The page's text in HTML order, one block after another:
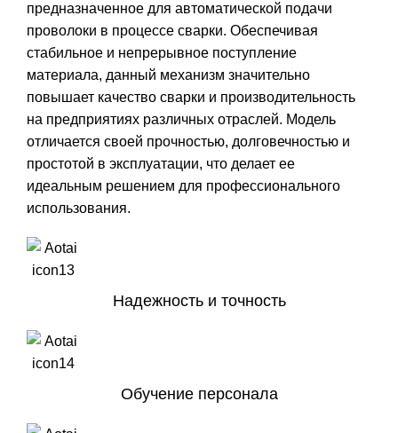
предназначенное для автоматической подачи
проволоки в процессе сварки. Обеспечивая
стабильное и непрерывное поступление
материала, данный механизм значительно
повышает качество сварки и производительность
на предприятиях различных отраслей. Модель
отличается своей прочностью, долговечностью и
простотой в эксплуатации, что делает ее
идеальным решением для профессионального
использования.
Надежность и точность
Обучение персонала